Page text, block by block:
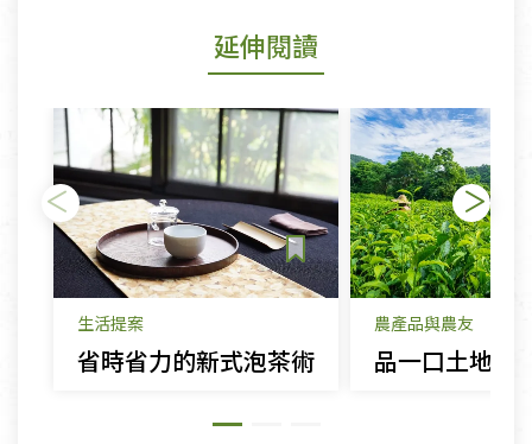
延伸閱讀
生活提案
省時省力的新式泡茶術
農產品與農友